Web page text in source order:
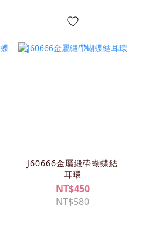
J60666金屬緞帶蝴蝶結
耳環
NT$450
NT$580